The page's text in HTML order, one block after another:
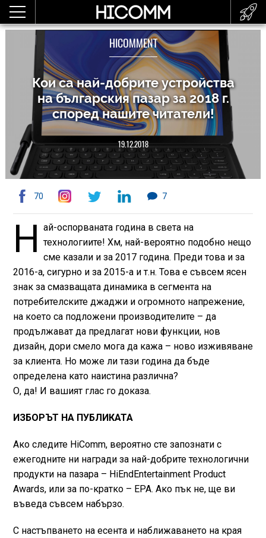
HICOMMENT
Кои са най-добрите устройства
на българския пазар за 2018 г.
според нашите читатели!
19.12.2018
70 7
Н ай-оспорваната година в света на
технологиите! Хм, най-вероятно подобно нещо
сме казали и за 2017 година. Преди това и за
2016-а, сигурно и за 2015-а и т.н. Това е съвсем ясен
знак за смазващата динамика в сегмента на
потребителските джаджи и огромното напрежение,
на което са подложени производителите – да
продължават да предлагат нови функции, нов
дизайн, дори смело мога да кажа – ново изживяване
за клиента. Но може ли тази година да бъде
определена като наистина различна?
О, да! И вашият глас го доказа.
ИЗБОРЪТ НА ПУБЛИКАТА
Ако следите HiComm, вероятно сте запознати с
ежегодните ни награди за най-добрите технологични
продукти на пазара – HiEndEntertainment Product
Awards, или за по-кратко – EPA. Ако пък не, ще ви
въведа съвсем набързо.
С настъпването на есента и наближаването на края